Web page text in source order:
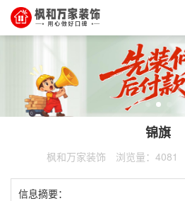
锦旗
枫和万家装饰 浏览量：4081
信息摘要：